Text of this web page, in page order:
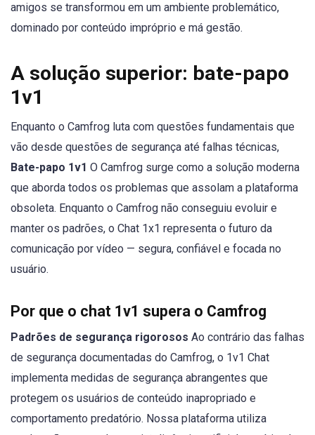
amigos se transformou em um ambiente problemático,
dominado por conteúdo impróprio e má gestão.
A solução superior: bate-papo
1v1
Enquanto o Camfrog luta com questões fundamentais que
vão desde questões de segurança até falhas técnicas,
Bate-papo 1v1 O Camfrog surge como a solução moderna
que aborda todos os problemas que assolam a plataforma
obsoleta. Enquanto o Camfrog não conseguiu evoluir e
manter os padrões, o Chat 1x1 representa o futuro da
comunicação por vídeo — segura, confiável e focada no
usuário.
Por que o chat 1v1 supera o Camfrog
Padrões de segurança rigorosos Ao contrário das falhas
de segurança documentadas do Camfrog, o 1v1 Chat
implementa medidas de segurança abrangentes que
protegem os usuários de conteúdo inapropriado e
comportamento predatório. Nossa plataforma utiliza